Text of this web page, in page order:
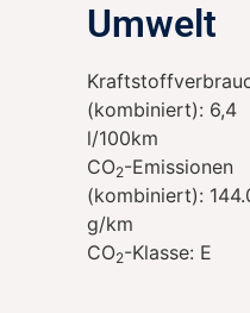
Umwelt
(kombiniert): 6,4
l/100km
CO2-Emissionen
(kombiniert):
g/km
CO2-Klasse: E